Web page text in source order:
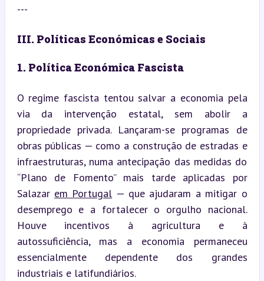
---
III. Políticas Económicas e Sociais
1. Política Económica Fascista
O regime fascista tentou salvar a economia pela
via da intervenção estatal, sem abolir a
propriedade privada. Lançaram-se programas de
obras públicas — como a construção de estradas e
infraestruturas, numa antecipação das medidas do
“Plano de Fomento” mais tarde aplicadas por
Salazar em Portugal — que ajudaram a mitigar o
desemprego e a fortalecer o orgulho nacional.
Houve incentivos à agricultura e à
autossuficiência, mas a economia permaneceu
essencialmente dependente dos grandes
industriais e latifundiários.